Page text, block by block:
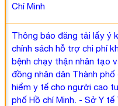
Chí Minh
Thông báo đăng tải lấy ý
chính sách hỗ trợ chi phí
bệnh chạy thận nhân tạo
đồng nhân dân Thành
hiểm y tế cho người cao
phố Hồ chí Minh. - Sở Y tế